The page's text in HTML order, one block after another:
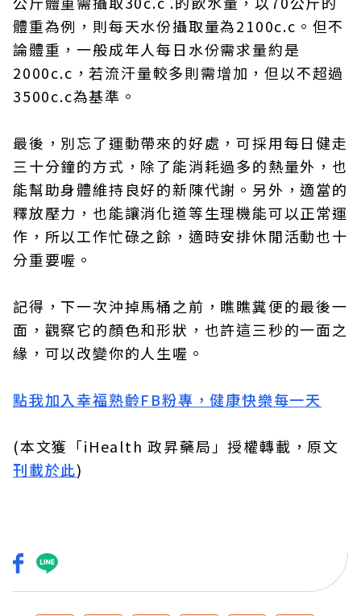
體重為例，則每天水份攝取量為2100c.c。但不
論體重，一般成年人每日水份需求量約是
2000c.c，若流汗量較多則需增加，但以不超過
3500c.c為基準。
最後，別忘了運動帶來的好處，可採用每日健走
三十分鐘的方式，除了能消耗過多的熱量外，也
能幫助身體維持良好的新陳代謝。另外，適當的
釋放壓力，也能讓消化道等生理機能可以正常運
作，所以工作忙碌之餘，適時安排休閒活動也十
分重要喔。
記得，下一次沖掉馬桶之前，瞧瞧糞便的最後一
面，觀察它的顏色和形狀，也許這三秒的一面之
緣，可以改變你的人生喔。
點我加入幸福熟齡FB粉專，健康快樂每一天
(本文獲「iHealth 政昇藥局」授權轉載，原文
刊載於此)